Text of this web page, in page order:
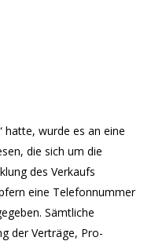
hatte, wurde es an eine
die sich um die
des Verkaufs
eine Telefonnummer
Sämtliche
der Verträge, Pro-